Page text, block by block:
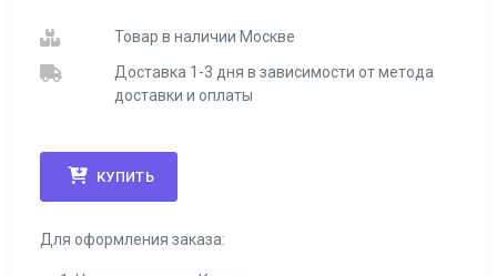
Товар в наличии Москве
Доставка 1-3 дня в зависимости от метода
доставки и оплаты
КУПИТЬ
Для оформления заказа: